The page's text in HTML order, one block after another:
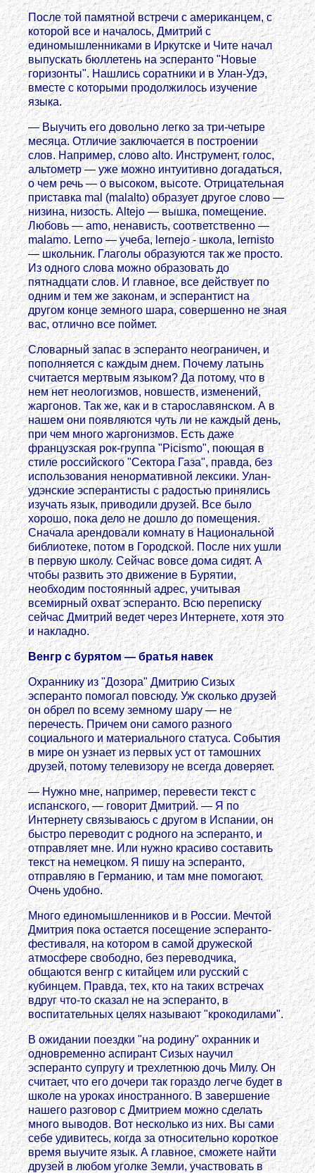
После той памятной встречи с американцем, с
которой все и началось, Дмитрий с
единомышленниками в Иркутске и Чите начал
выпускать бюллетень на эсперанто "Новые
горизонты". Нашлись соратники и в Улан-Удэ,
вместе с которыми продолжилось изучение
языка.
— Выучить его довольно легко за три-четыре
месяца. Отличие заключается в построении
слов. Например, слово alto. Инструмент, голос,
альтометр — уже можно интуитивно догадаться,
о чем речь — о высоком, высоте. Отрицательная
приставка mal (malalto) образует другое слово —
низина, низость. Altejo — вышка, помещение.
Любовь — amo, ненависть, соответственно —
malamo. Lerno — учеба, lernejo - школа, lernisto
— школьник. Глаголы образуются так же просто.
Из одного слова можно образовать до
пятнадцати слов. И главное, все действует по
одним и тем же законам, и эсперантист на
другом конце земного шара, совершенно не зная
вас, отлично все поймет.
Словарный запас в эсперанто неограничен, и
пополняется с каждым днем. Почему латынь
считается мертвым языком? Да потому, что в
нем нет неологизмов, новшеств, изменений,
жаргонов. Так же, как и в старославянском. А в
нашем они появляются чуть ли не каждый день,
при чем много жаргонизмов. Есть даже
французская рок-группа "Picismo", поющая в
стиле российского "Сектора Газа", правда, без
использования ненормативной лексики. Улан-
удэнские эсперантисты с радостью принялись
изучать язык, приводили друзей. Все было
хорошо, пока дело не дошло до помещения.
Сначала арендовали комнату в Национальной
библиотеке, потом в Городской. После них ушли
в первую школу. Сейчас вовсе дома сидят. А
чтобы развить это движение в Бурятии,
необходим постоянный адрес, учитывая
всемирный охват эсперанто. Всю переписку
сейчас Дмитрий ведет через Интернете, хотя это
и накладно.
Венгр с бурятом — братья навек
Охраннику из "Дозора" Дмитрию Сизых
эсперанто помогал повсюду. Уж сколько друзей
он обрел по всему земному шару — не
перечесть. Причем они самого разного
социального и материального статуса. События
в мире он узнает из первых уст от тамошних
друзей, потому телевизору не всегда доверяет.
— Нужно мне, например, перевести текст с
испанского, — говорит Дмитрий. — Я по
Интернету связываюсь с другом в Испании, он
быстро переводит с родного на эсперанто, и
отправляет мне. Или нужно красиво составить
текст на немецком. Я пишу на эсперанто,
отправляю в Германию, и там мне помогают.
Очень удобно.
Много единомышленников и в России. Мечтой
Дмитрия пока остается посещение эсперанто-
фестиваля, на котором в самой дружеской
атмосфере свободно, без переводчика,
общаются венгр с китайцем или русский с
кубинцем. Правда, тех, кто на таких встречах
вдруг что-то сказал не на эсперанто, в
воспитательных целях называют "крокодилами".
В ожидании поездки "на родину" охранник и
одновременно аспирант Сизых научил
эсперанто супругу и трехлетнюю дочь Милу. Он
считает, что его дочери так гораздо легче будет в
школе на уроках иностранного. В завершение
нашего разговор с Дмитрием можно сделать
много выводов. Вот несколько из них. Вы сами
себе удивитесь, когда за относительно короткое
время выучите язык. А главное, сможете найти
друзей в любом уголке Земли, участвовать в